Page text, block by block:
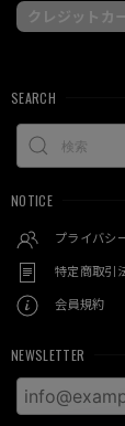
クレジットカ
SEARCH
NOTICE
プライバシ
特定商取引
会員規約
NEWSLETTER